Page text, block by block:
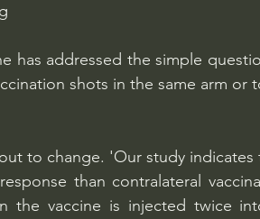
has addressed the simple
shots in the same arm or
to change. 'Our study
than contralateral
the vaccine is injected twice